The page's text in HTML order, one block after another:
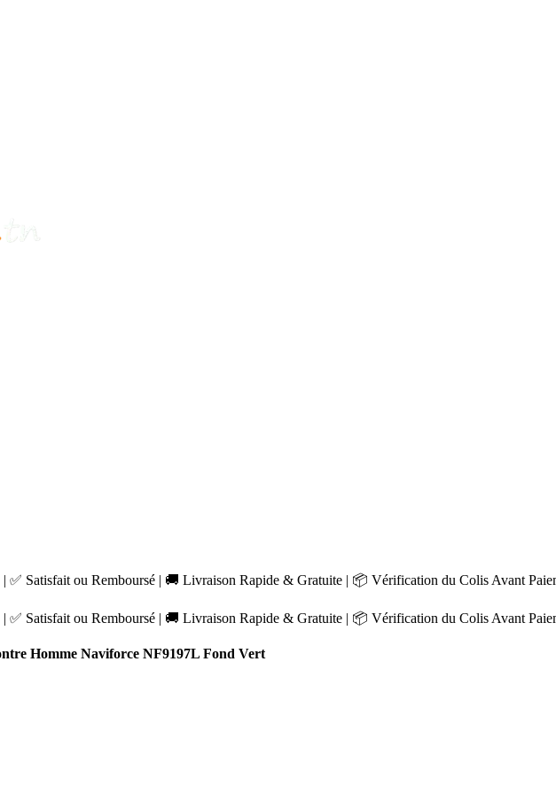
✅ Satisfait ou Remboursé | 🚚 Livraison Rapide & Gratuite | 📦 Vérification du Colis Avant
✅ Satisfait ou Remboursé | 🚚 Livraison Rapide & Gratuite | 📦 Vérification du Colis Avant
Homme Naviforce NF9197L Fond Vert